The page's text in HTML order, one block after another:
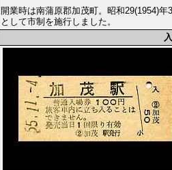
開業時は南蒲原郡加茂町。昭和29(1954)
として市制を施行しました。